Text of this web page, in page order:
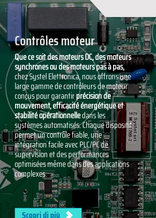
Contrôles moteur
Que ce soit des moteurs DC, des moteurs
synchrones ou des moteurs pas à pas,
chez Systel Elettronica, nous offrons une
large gamme de contrôleurs de moteur
conçus pour garantirprécision de
mouvement, efficacité énergétique et
stabilité opérationnelledans les
systèmes automatisés. Chaque dispositif
permet un contrôle fiable, une
intégration facile avec PLC/PC de
supervision et des performances
optimisées même dans des applications
complexes.
Scopri di più